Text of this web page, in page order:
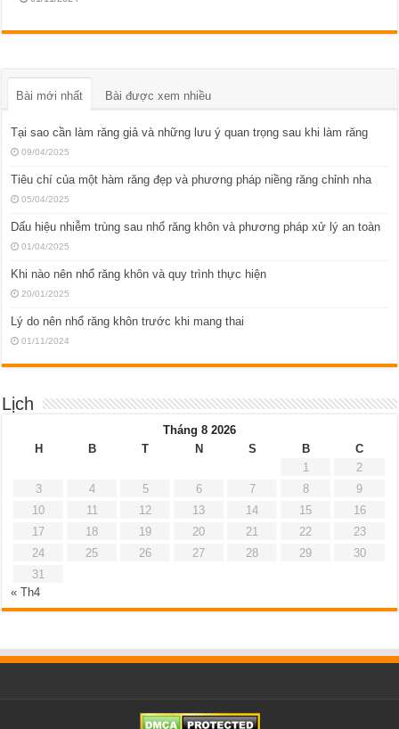
Bài mới nhất Bài được xem nhiều
Tại sao cần làm răng giả và những lưu ý quan trọng sau khi làm răng
09/04/2025
Tiêu chí của một hàm răng đẹp và phương pháp niềng răng chỉnh nha
05/04/2025
Dấu hiệu nhiễm trùng sau nhổ răng khôn và phương pháp xử lý an toàn
01/04/2025
Khi nào nên nhổ răng khôn và quy trình thực hiện
20/01/2025
Lý do nên nhổ răng khôn trước khi mang thai
01/11/2024
Lịch
Tháng 8 2026
H
B T N S B
C
1
2
3
4 5 6 7 8
9
10
11 12 13 14 15
16
17
18 19 20 21 22
23
24
25 26 27 28 29
30
31
« Th4